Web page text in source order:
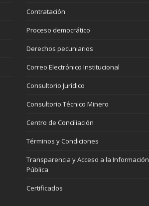
Contratación
Proceso democrático
Derechos pecuniarios
Correo Electrónico Institucional
Consultorio Jurídico
Consultorio Técnico Minero
Centro de Conciliación
Términos y Condiciones
Transparencia y Acceso a la Información
Pública
Certificados